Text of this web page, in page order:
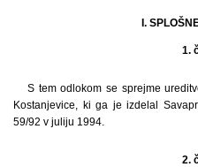
I.
1.
S tem odlokom se sprejme
Kostanjevice, ki ga je izdelal
59/92 v juliju 1994.
2.